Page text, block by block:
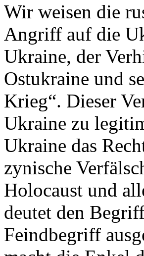
Wir weisen die
Angriff auf die
Ukraine, der
Ostukraine und
Krieg“. Dieser
Ukraine zu
Ukraine das
zynische
Holocaust und
deutet den
Feindbegriff